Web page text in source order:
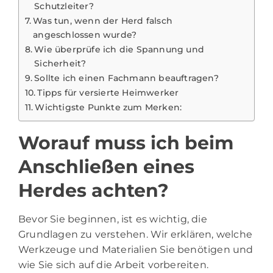
Schutzleiter?
Was tun, wenn der Herd falsch
angeschlossen wurde?
Wie überprüfe ich die Spannung und
Sicherheit?
Sollte ich einen Fachmann beauftragen?
Tipps für versierte Heimwerker
Wichtigste Punkte zum Merken:
Worauf muss ich beim
Anschließen eines
Herdes achten?
Bevor Sie beginnen, ist es wichtig, die
Grundlagen zu verstehen. Wir erklären, welche
Werkzeuge und Materialien Sie benötigen und
wie Sie sich auf die Arbeit vorbereiten.